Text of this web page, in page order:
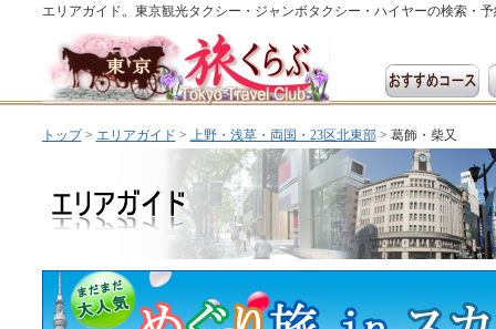
エリアガイド。東京観光タクシー・ジャンボタクシー・ハイヤーの検索・予
トップ> エリアガイド > 上野・浅草・両国・23区北東部> 葛飾・柴又